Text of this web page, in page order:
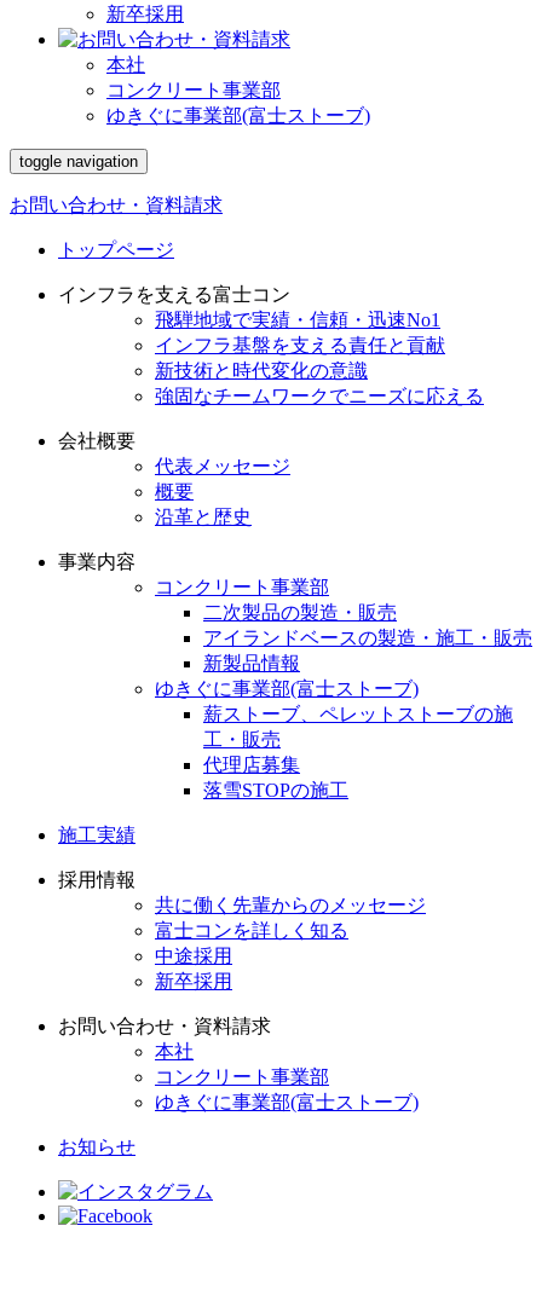
新卒採用
本社
コンクリート事業部
ゆきぐに事業部(富士ストーブ)
toggle navigation
お問い合わせ・資料請求
トップページ
インフラを支える富士コン
飛騨地域で実績・信頼・迅速No1
インフラ基盤を支える責任と貢献
新技術と時代変化の意識
強固なチームワークでニーズに応える
会社概要
代表メッセージ
概要
沿革と歴史
事業内容
コンクリート事業部
二次製品の製造・販売
アイランドベースの製造・施工・販売
新製品情報
ゆきぐに事業部(富士ストーブ)
薪ストーブ、ペレットストーブの施
工・販売
代理店募集
落雪STOPの施工
施工実績
採用情報
共に働く先輩からのメッセージ
富士コンを詳しく知る
中途採用
新卒採用
お問い合わせ・資料請求
本社
コンクリート事業部
ゆきぐに事業部(富士ストーブ)
お知らせ